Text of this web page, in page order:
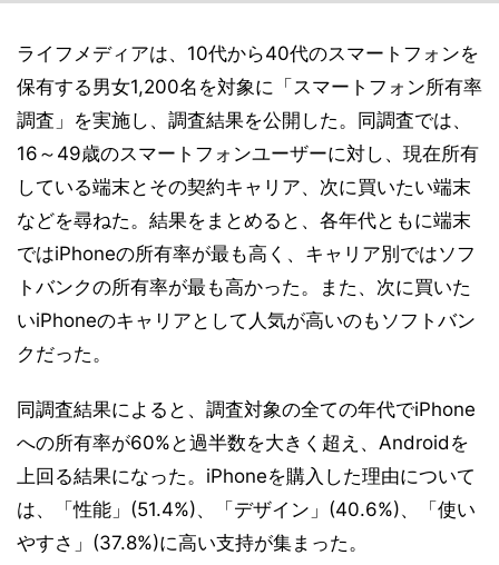
ライフメディアは、10代から40代のスマートフォンを
保有する男女1,200名を対象に「スマートフォン所有率
調査」を実施し、調査結果を公開した。同調査では、
16～49歳のスマートフォンユーザーに対し、現在所有
している端末とその契約キャリア、次に買いたい端末
などを尋ねた。結果をまとめると、各年代ともに端末
ではiPhoneの所有率が最も高く、キャリア別ではソフ
トバンクの所有率が最も高かった。また、次に買いた
いiPhoneのキャリアとして人気が高いのもソフトバン
クだった。
同調査結果によると、調査対象の全ての年代でiPhone
への所有率が60%と過半数を大きく超え、Androidを
上回る結果になった。iPhoneを購入した理由について
は、「性能」(51.4%)、「デザイン」(40.6%)、「使い
やすさ」(37.8%)に高い支持が集まった。